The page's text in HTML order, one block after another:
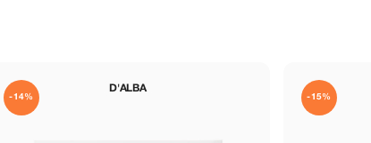
D'ALBA
-14% -15%